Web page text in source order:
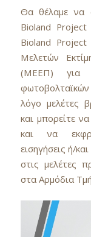
Θα θέλαμε να
Bioland
Bioland Project
Μελετών
(ΜΕΕΠ) για
φωτοβολταϊκών
λόγο μελέτες
και μπορείτε
και να
εισηγήσεις ή/
στις μελέτες
στα Αρμόδια